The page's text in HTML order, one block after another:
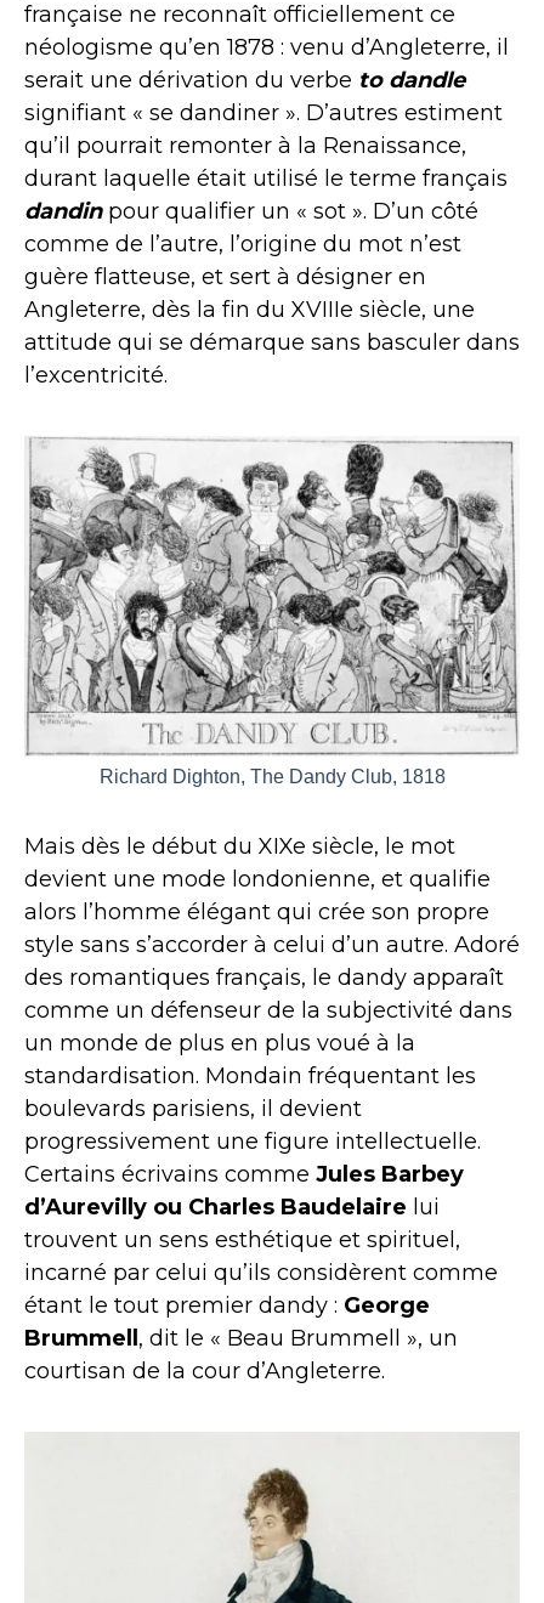
française ne reconnaît officiellement ce
néologisme qu’en 1878 : venu d’Angleterre, il
serait une dérivation du verbe to dandle
signifiant « se dandiner ». D’autres estiment
qu’il pourrait remonter à la Renaissance,
durant laquelle était utilisé le terme français
dandinpour qualifier un « sot ». D’un côté
comme de l’autre, l’origine du mot n’est
guère flatteuse, et sert à désigner en
Angleterre, dès la fin du XVIIIe siècle, une
attitude qui se démarque sans basculer dans
l’excentricité.
Richard Dighton, The Dandy Club, 1818
Mais dès le début du XIXe siècle, le mot
devient une mode londonienne, et qualifie
alors l’homme élégant qui crée son propre
style sans s’accorder à celui d’un autre. Adoré
des romantiques français, le dandy apparaît
comme un défenseur de la subjectivité dans
un monde de plus en plus voué à la
standardisation. Mondain fréquentant les
boulevards parisiens, il devient
progressivement une figure intellectuelle.
Certains écrivains comme Jules Barbey
d’Aurevilly ou Charles Baudelaire lui
trouvent un sens esthétique et spirituel,
incarné par celui qu’ils considèrent comme
étant le tout premier dandy : George
Brummell , dit le « Beau Brummell », un
courtisan de la cour d’Angleterre.